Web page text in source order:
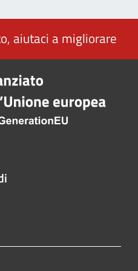
aiutaci a migliorare